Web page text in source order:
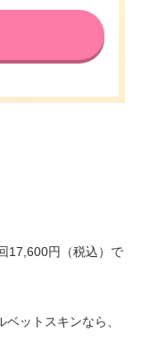
17,600円（税込）で
ットスキンなら、